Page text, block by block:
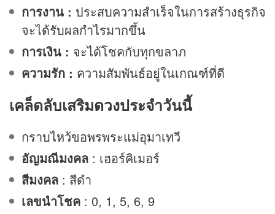
การงาน : ประสบความสำเร็จในการสร้างธุรกิจ
จะได้รับผลกำไรมากขึ้น
การเงิน : จะได้โชคกับทุกขลาภ
ความรัก : ความสัมพันธ์อยู่ในเกณฑ์ที่ดี
เคล็ดลับเสริมดวงประจำวันนี้
กราบไหว้ขอพรพระแม่อุมาเทวี
อัญมณีมงคล : เฮอร์คิเมอร์
สีมงคล : สีดำ
เลขนำโชค : 0, 1, 5, 6, 9